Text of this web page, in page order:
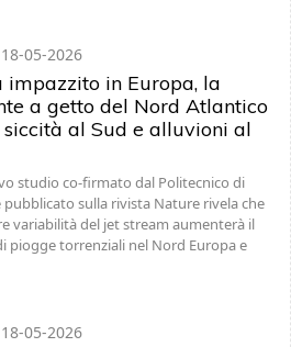
18-05-2026
impazzito in Europa, la
a getto del Nord Atlantico
al Sud e alluvioni al
studio co-firmato dal Politecnico di
pubblicato sulla rivista Nature rivela che
variabilità del jet stream aumenterà il
piogge torrenziali nel Nord Europa e
18-05-2026